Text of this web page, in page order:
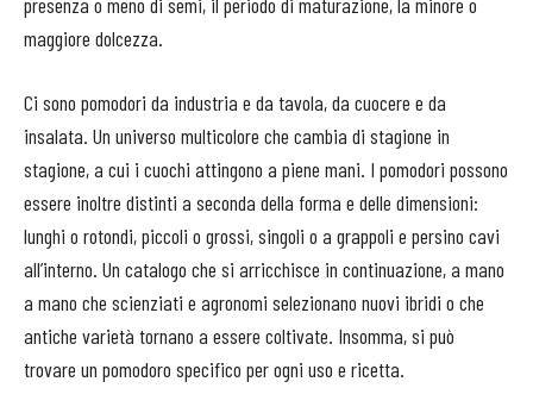
maggiore dolcezza.
Ci sono pomodori da industria e da tavola, da cuocere e da
insalata. Un universo multicolore che cambia di stagione in
stagione, a cui i cuochi attingono a piene mani. I pomodori possono
essere inoltre distinti a seconda della forma e delle dimensioni:
lunghi o rotondi, piccoli o grossi, singoli o a grappoli e persino cavi
all’interno. Un catalogo che si arricchisce in continuazione, a mano
a mano che scienziati e agronomi selezionano nuovi ibridi o che
antiche varietà tornano a essere coltivate. Insomma, si può
trovare un pomodoro specifico per ogni uso e ricetta.